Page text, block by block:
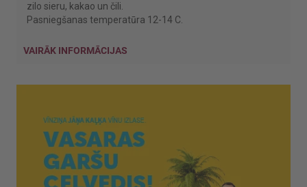
zilo sieru, kakao un čili.
Pasniegšanas temperatūra 12-14 C.
VAIRĀK INFORMĀCIJAS